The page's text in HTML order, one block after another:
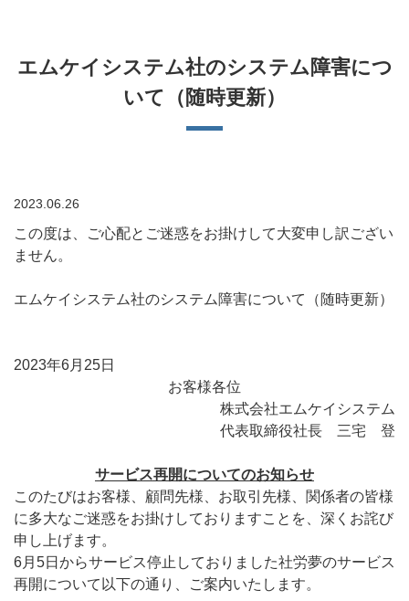
エムケイシステム社のシステム障害につ
いて（随時更新）
2023.06.26
この度は、ご心配とご迷惑をお掛けして大変申し訳ござい
ません。
エムケイシステム社のシステム障害について（随時更新）
2023年6月25日
お客様各位
株式会社エムケイシステム
代表取締役社長 三宅 登
サービス再開についてのお知らせ
このたびはお客様、顧問先様、お取引先様、関係者の皆様
に多大なご迷惑をお掛けしておりますことを、深くお詫び
申し上げます。
6月5日からサービス停止しておりました社労夢のサービス
再開について以下の通り、ご案内いたします。